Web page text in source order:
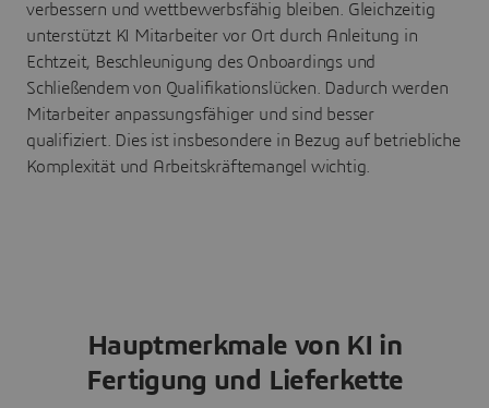
verbessern und wettbewerbsfähig bleiben. Gleichzeitig
unterstützt KI Mitarbeiter vor Ort durch Anleitung in
Echtzeit, Beschleunigung des Onboardings und
Schließendem von Qualifikationslücken. Dadurch werden
Mitarbeiter anpassungsfähiger und sind besser
qualifiziert. Dies ist insbesondere in Bezug auf betriebliche
Komplexität und Arbeitskräftemangel wichtig.
Hauptmerkmale von KI in
Fertigung und Lieferkette